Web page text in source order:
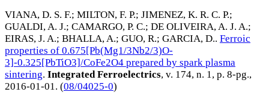
VIANA, D. S. F.; MILTON, F. P.; JIMENEZ, K. R. C. P.;
GUALDI, A. J.; CAMARGO, P. C.; DE OLIVEIRA, A. J. A.;
EIRAS, J. A.; BHALLA, A.; GUO, R.; GARCIA, D.. Ferroic
properties of 0.675[Pb(Mg1/3Nb2/3)O-
3]-0.325[PbTiO3]/CoFe2O4 prepared by spark plasma
sintering. Integrated Ferroelectrics, v. 174, n. 1, p. 8-pg.,
2016-01-01 . (08/04025-0)